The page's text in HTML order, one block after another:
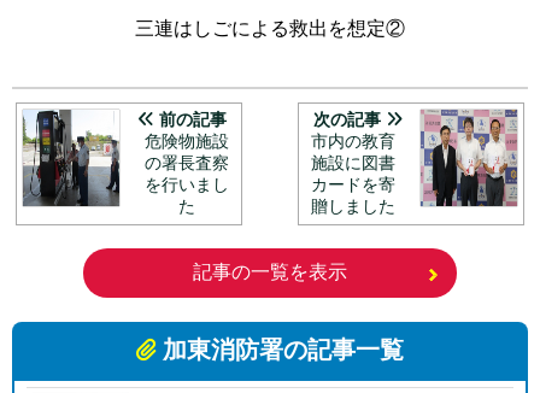
三連はしごによる救出を想定②
前の記事
危険物施設
の署長査察
を行いまし
た
次の記事
市内の教育
施設に図書
カードを寄
贈しました
記事の一覧を表示
加東消防署の記事一覧